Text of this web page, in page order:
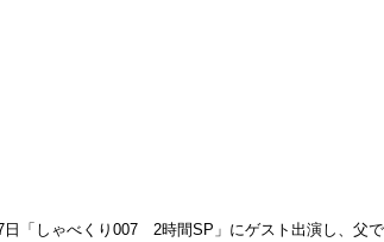
「しゃべくり007 2時間SP」にゲスト出演し、父